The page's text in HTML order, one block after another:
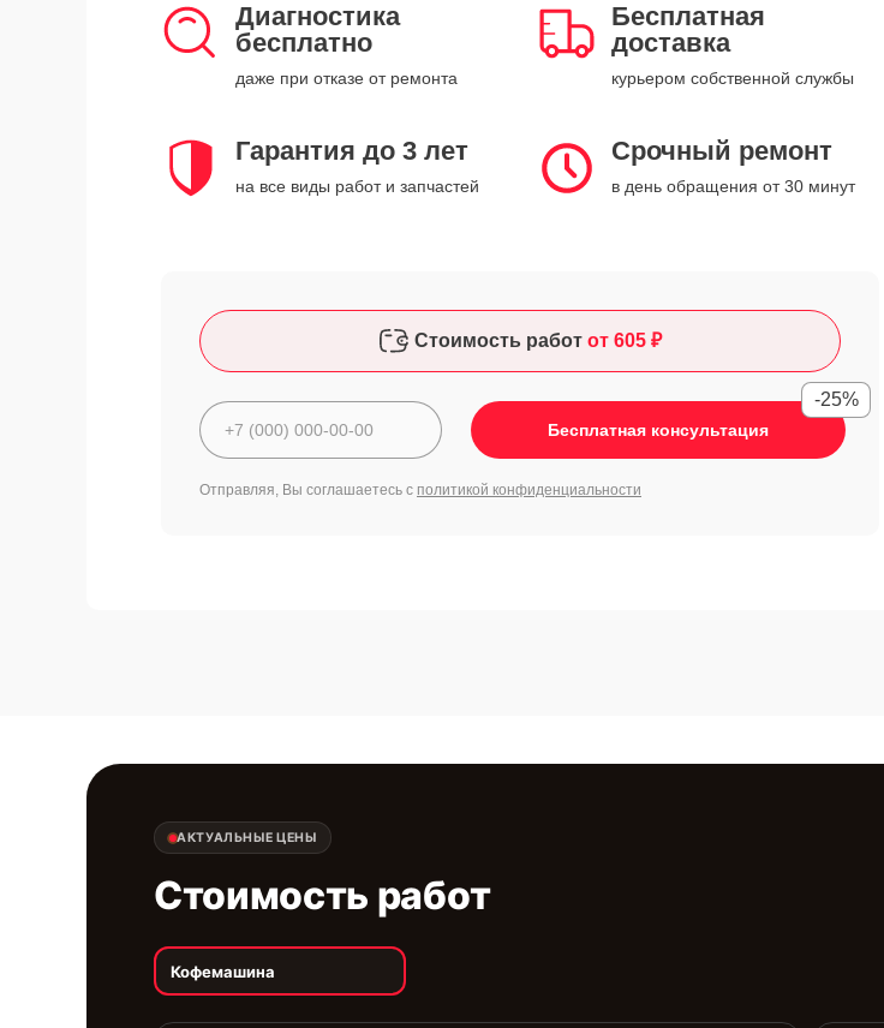
Диагностика
бесплатно
даже при отказе от ремонта
Бесплатная
доставка
курьером собственной службы
Гарантия до 3 лет
на все виды работ и запчастей
Срочный ремонт
в день обращения от 30 минут
Стоимость работ от 605 ₽
Бесплатная консультация
-25%
Отправляя, Вы соглашаетесь с политикой конфиденциальности
АКТУАЛЬНЫЕ ЦЕНЫ
Стоимость работ
Кофемашина